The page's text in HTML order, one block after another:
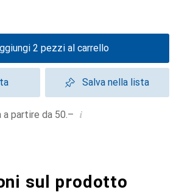
2 pezzi al carrello
Salva nella lista
a partire da 50.– i
sul prodotto